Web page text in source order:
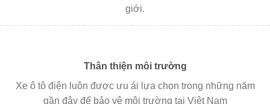
giới.
Thân thiện môi trường
Xe ô tô điện luôn được ưu ái lựa chọn trong những năm
gần đây để bảo vệ môi trường tại Việt Nam